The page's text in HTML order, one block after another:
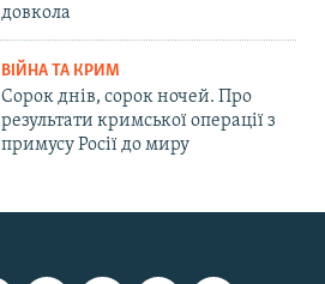
довкола
ВІЙНА ТА КРИМ
Сорок днів, сорок ночей. Про
результати кримської операції з
примусу Росії до миру